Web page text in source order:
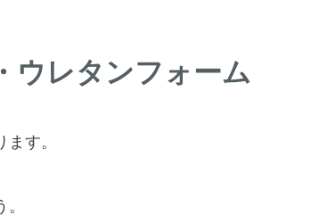
・ウレタンフォーム
す。